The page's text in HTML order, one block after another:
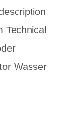
Technical
Wasser